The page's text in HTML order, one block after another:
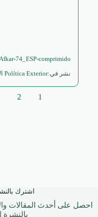
74_ESP-comprimido
نشر في:Política Exterior الإسبانية
1
2
اشترك
احصل على أحدث المقالات
بالنشرة